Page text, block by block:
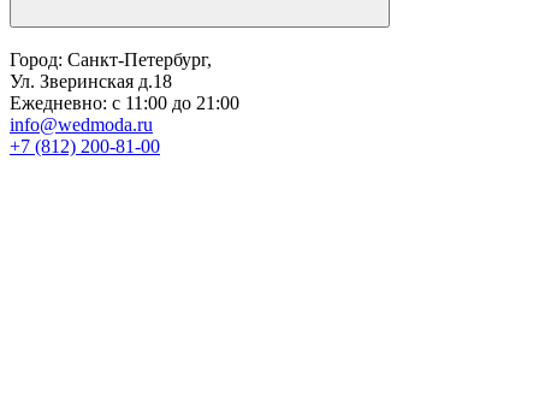
Город: Санкт-Петербург,
Ул. Зверинская д.18
Ежедневно: с 11:00 до 21:00
info@wedmoda.ru
+7 (812) 200-81-00